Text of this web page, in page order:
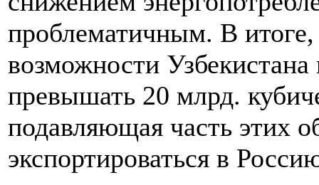
проблематичным. В итоге,
возможности
превышать 20 млрд.
подавляющая часть этих
экспортироваться в